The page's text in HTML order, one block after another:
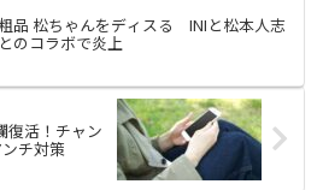
粗品 松ちゃんをディスる INIと松本人志
とのコラボで炎上
復活！チャン
チ対策